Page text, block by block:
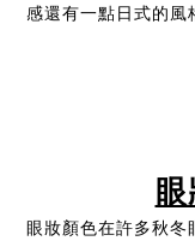
感還有一點日式的風
眼妝顏色在許多秋